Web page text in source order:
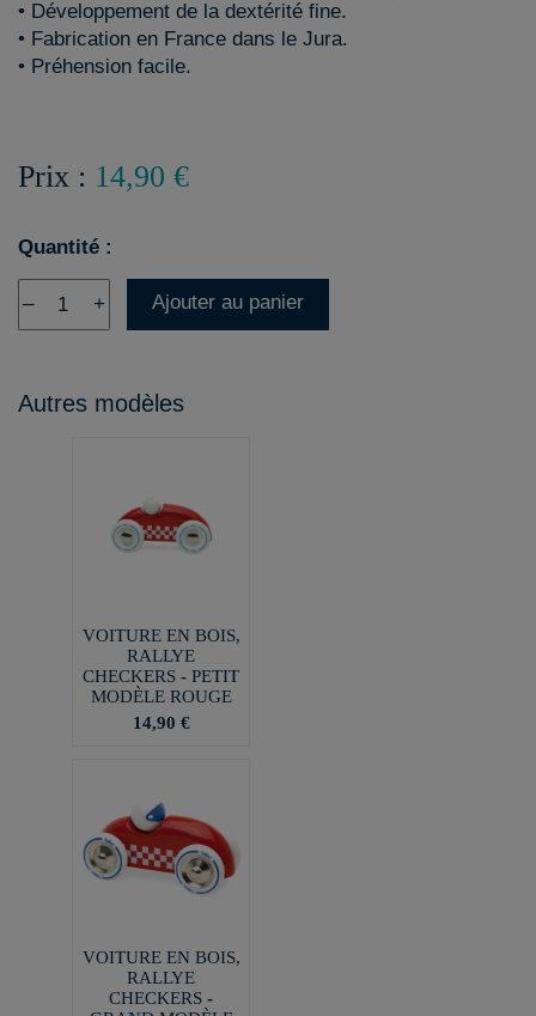
• Développement de la dextérité fine.
• Fabrication en France dans le Jura.
• Préhension facile.
Prix : 14,90 €
Quantité :
– + Ajouter au panier
Autres modèles
VOITURE EN BOIS,
RALLYE
CHECKERS - PETIT
MODÈLE ROUGE
14,90 €
VOITURE EN BOIS,
RALLYE
CHECKERS -